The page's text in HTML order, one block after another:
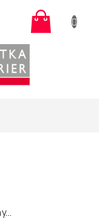
košík